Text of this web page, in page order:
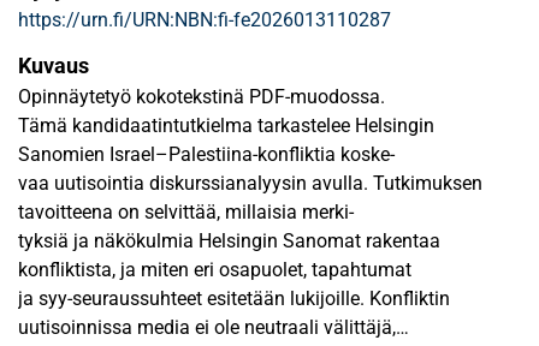
https://urn.fi/URN:NBN:fi-fe2026013110287
Kuvaus
Opinnäytetyö kokotekstinä PDF-muodossa.
Tämä kandidaatintutkielma tarkastelee Helsingin
Sanomien Israel–Palestiina-konfliktia koske-
vaa uutisointia diskurssianalyysin avulla. Tutkimuksen
tavoitteena on selvittää, millaisia merki-
tyksiä ja näkökulmia Helsingin Sanomat rakentaa
konfliktista, ja miten eri osapuolet, tapahtumat
ja syy-seuraussuhteet esitetään lukijoille. Konfliktin
uutisoinnissa media ei ole neutraali välittäjä,